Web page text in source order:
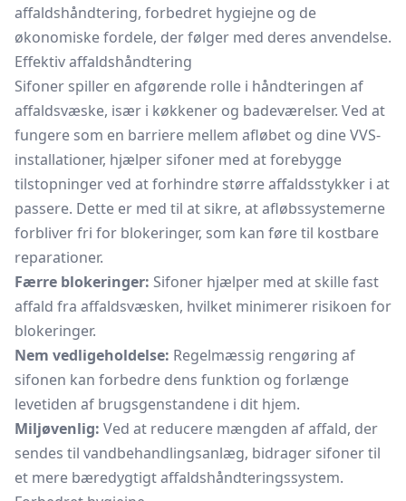
affaldshåndtering, forbedret hygiejne og de
økonomiske fordele, der følger med deres anvendelse.
Effektiv affaldshåndtering
Sifoner spiller en afgørende rolle i håndteringen af
affaldsvæske, især i køkkener og badeværelser. Ved at
fungere som en barriere mellem afløbet og dine VVS-
installationer, hjælper sifoner med at forebygge
tilstopninger ved at forhindre større affaldsstykker i at
passere. Dette er med til at sikre, at afløbssystemerne
forbliver fri for blokeringer, som kan føre til kostbare
reparationer.
Færre blokeringer: Sifoner hjælper med at skille fast
affald fra affaldsvæsken, hvilket minimerer risikoen for
blokeringer.
Nem vedligeholdelse: Regelmæssig rengøring af
sifonen kan forbedre dens funktion og forlænge
levetiden af brugsgenstandene i dit hjem.
Miljøvenlig: Ved at reducere mængden af affald, der
sendes til vandbehandlingsanlæg, bidrager sifoner til
et mere bæredygtigt affaldshåndteringssystem.